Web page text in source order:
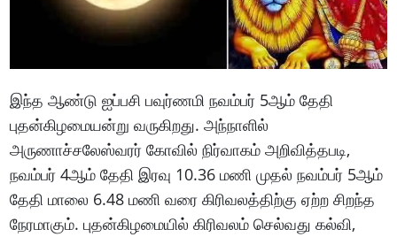
இந்த ஆண்டு ஐப்பசி பவுர்ணமி நவம்பர் 5ஆம் தேதி
புதன்கிழமையன்று வருகிறது. அந்நாளில்
அருணாச்சலேஸ்வரர் கோவில் நிர்வாகம் அறிவித்தபடி,
நவம்பர் 4ஆம் தேதி இரவு 10.36 மணி முதல் நவம்பர் 5ஆம்
தேதி மாலை 6.48 மணி வரை கிரிவலத்திற்கு ஏற்ற சிறந்த
நேரமாகும். புதன்கிழமையில் கிரிவலம் செல்வது கல்வி,